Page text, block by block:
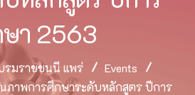
า​ 2563
รมราชชนนี แพร่
Events
ภาพการศึกษาระดับหลักสูตร​ ปีการ